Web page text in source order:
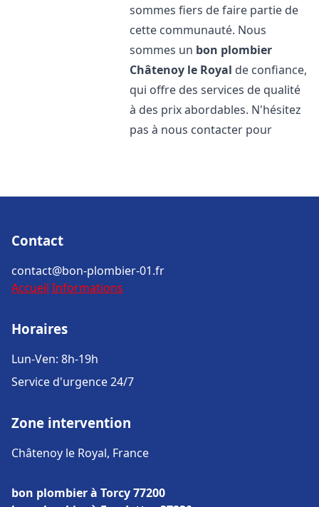
sommes fiers de faire partie de
cette communauté. Nous
sommes un bon plombier
Châtenoy le Royal de confiance,
qui offre des services de qualité
à des prix abordables. N'hésitez
pas à nous contacter pour
Contact
contact@bon-plombier-01.fr
Accueil Informations
Horaires
Lun-Ven: 8h-19h
Service d'urgence 24/7
Zone intervention
Châtenoy le Royal, France
bon plombier à Torcy 77200